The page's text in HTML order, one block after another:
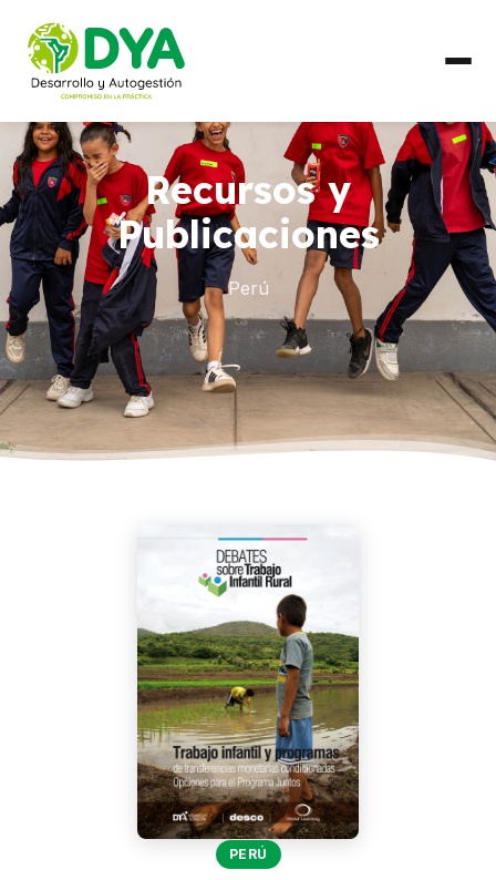
QUIÉNES SOMOS
Línea de Tiempo
Alianzas Regionales
QUÉ HACEMOS
Líneas de Trabajo
PAÍSES
Ecuador
En Ecuador
En Argentina
Publicaciones
Recursos y
Publicaciones
Perú
PERÚ